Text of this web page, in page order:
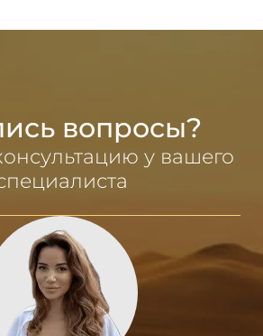
вопросы?
у вашего